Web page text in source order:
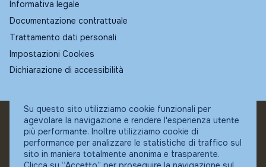
Informativa legale
Documentazione contrattuale
Trattamento dati personali
Impostazioni Cookies
Dichiarazione di accessibilità
© Fundstore
Collocatore autorizzato:
Banca Ifigest SpA
P.Iva: 04337180485
Su questo sito utilizziamo cookie funzionali per
agevolare la navigazione e rendere l'esperienza utente
più performante. Inoltre utilizziamo cookie di
performance per analizzare le statistiche di traffico sul
sito in maniera totalmente anonima e trasparente.